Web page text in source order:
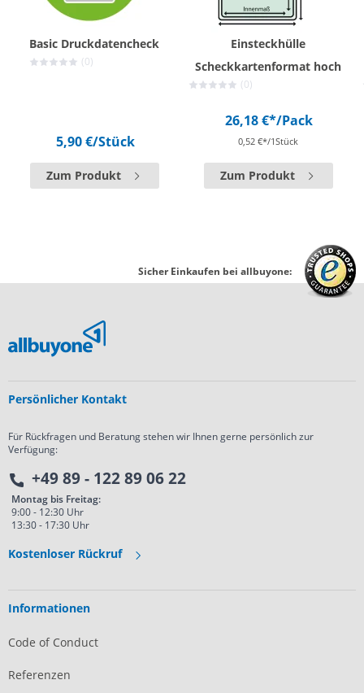
Basic Druckdatencheck
(0)
5,90 €/Stück
Zum Produkt
Einsteckhülle
Scheckkartenformat hoch
(0)
26,18 €*/Pack
0,52 €*/1Stück
Zum Produkt
Sicher Einkaufen bei allbuyone:
Persönlicher Kontakt
Für Rückfragen und Beratung stehen wir Ihnen gerne persönlich zur
Verfügung:
+49 89 - 122 89 06 22
Montag bis Freitag:
9:00 - 12:30 Uhr
13:30 - 17:30 Uhr
Kostenloser Rückruf
Informationen
Code of Conduct
Referenzen